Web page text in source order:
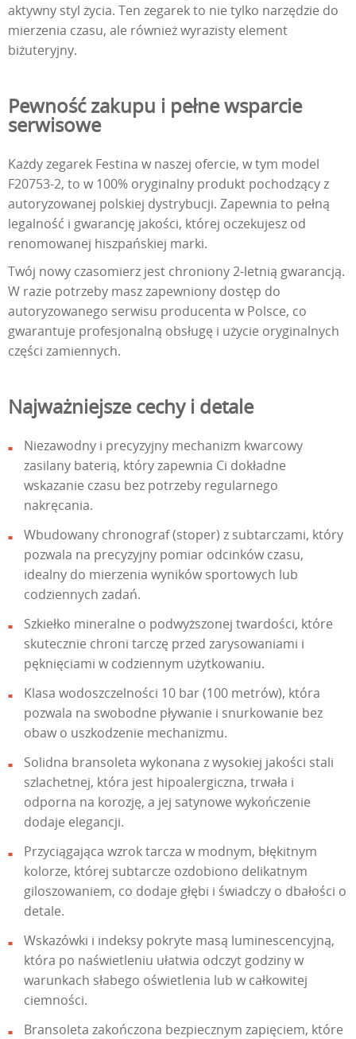
aktywny styl życia. Ten zegarek to nie tylko narzędzie do
mierzenia czasu, ale również wyrazisty element
biżuteryjny.
Pewność zakupu i pełne wsparcie
serwisowe
Każdy zegarek Festina w naszej ofercie, w tym model
F20753-2, to w 100% oryginalny produkt pochodzący z
autoryzowanej polskiej dystrybucji. Zapewnia to pełną
legalność i gwarancję jakości, której oczekujesz od
renomowanej hiszpańskiej marki.
Twój nowy czasomierz jest chroniony 2-letnią gwarancją.
W razie potrzeby masz zapewniony dostęp do
autoryzowanego serwisu producenta w Polsce, co
gwarantuje profesjonalną obsługę i użycie oryginalnych
części zamiennych.
Najważniejsze cechy i detale
Niezawodny i precyzyjny mechanizm kwarcowy
zasilany baterią, który zapewnia Ci dokładne
wskazanie czasu bez potrzeby regularnego
nakręcania.
Wbudowany chronograf (stoper) z subtarczami, który
pozwala na precyzyjny pomiar odcinków czasu,
idealny do mierzenia wyników sportowych lub
codziennych zadań.
Szkiełko mineralne o podwyższonej twardości, które
skutecznie chroni tarczę przed zarysowaniami i
pęknięciami w codziennym użytkowaniu.
Klasa wodoszczelności 10 bar (100 metrów), która
pozwala na swobodne pływanie i snurkowanie bez
obaw o uszkodzenie mechanizmu.
Solidna bransoleta wykonana z wysokiej jakości stali
szlachetnej, która jest hipoalergiczna, trwała i
odporna na korozję, a jej satynowe wykończenie
dodaje elegancji.
Przyciągająca wzrok tarcza w modnym, błękitnym
kolorze, której subtarcze ozdobiono delikatnym
giloszowaniem, co dodaje głębi i świadczy o dbałości o
detale.
Wskazówki i indeksy pokryte masą luminescencyjną,
która po naświetleniu ułatwia odczyt godziny w
warunkach słabego oświetlenia lub w całkowitej
ciemności.
Bransoleta zakończona bezpiecznym zapięciem, które